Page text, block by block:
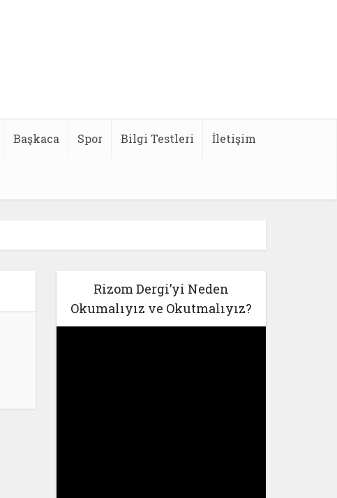
Başkaca Spor Bilgi Testleri İletişim
Rizom Dergi’yi Neden
Okumalıyız ve Okutmalıyız?